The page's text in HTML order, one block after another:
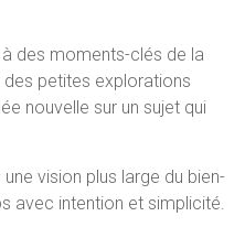
des moments-clés de la
des petites explorations
nouvelle sur un sujet qui
vision plus large du bien-
avec intention et simplicité.